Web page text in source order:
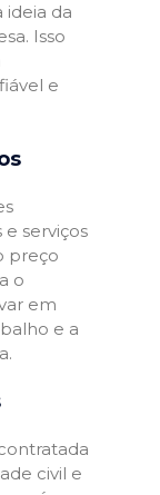
ideia da
Isso
e
serviços
preço
o
em
e a
civil e